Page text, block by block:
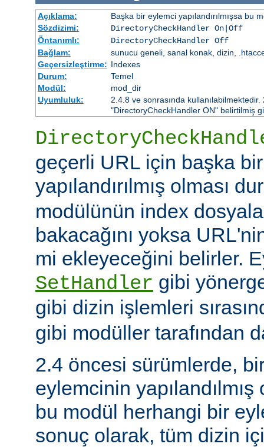
Açıklama:
Başka bir eylemci yapılandırılmışsa bu
Sözdizimi:
DirectoryCheckHandler On|Off
Öntanımlı:
DirectoryCheckHandler Off
Bağlam:
sunucu geneli, sanal konak, dizin,
Geçersizleştirme: Indexes
Durum:
Temel
Modül:
mod_dir
Uyumluluk:
2.4.8 ve sonrasında
"DirectoryCheckHandler ON" belirtilmiş
geçerli URL için başka
yapılandırılmış olması
modülünün index
bakacağını yoksa
mi ekleyeceğini belirler.
SetHandler gibi
gibi dizin işlemleri
gibi modüller tarafından
2.4 öncesi sürümlerde,
eylemcinin
bu modül herhangi bir
sonuç olarak, tüm dizin